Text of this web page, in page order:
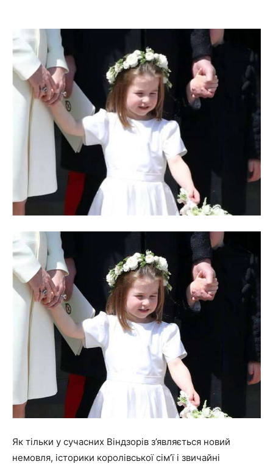
Як тільки у сучасних Віндзорів з’являється новий
немовля, історики королівської сім’ї і звичайні